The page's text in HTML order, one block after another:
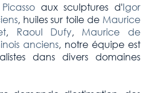
aux sculptures d'Igor
, huiles sur toile de Maurice
, Raoul Dufy, Maurice de
anciens, notre équipe est
dans divers domaines